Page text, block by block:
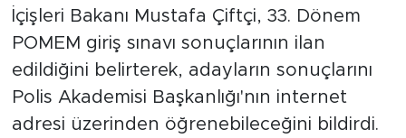
İçişleri Bakanı Mustafa Çiftçi, 33. Dönem
POMEM giriş sınavı sonuçlarının ilan
edildiğini belirterek, adayların sonuçlarını
Polis Akademisi Başkanlığı'nın internet
adresi üzerinden öğrenebileceğini bildirdi.